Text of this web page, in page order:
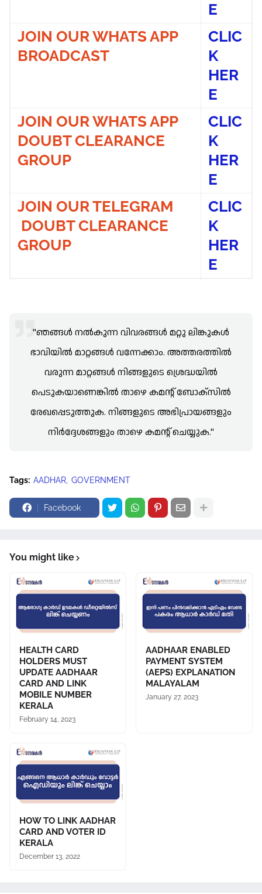
E
JOIN OUR WHATS APP
BROADCAST
CLIC
K
HER
E
JOIN OUR WHATS APP
DOUBT CLEARANCE
GROUP
CLIC
K
HER
E
JOIN OUR TELEGRAM
DOUBT CLEARANCE
GROUP
CLIC
K
HER
E
"ഞങ്ങൾ നൽകുന്ന വിവരങ്ങൾ മറ്റു ലിങ്കുകൾ
ഭാവിയിൽ മാറ്റങ്ങൾ വന്നേക്കാം. അത്തരത്തിൽ
വരുന്ന മാറ്റങ്ങൾ നിങ്ങളുടെ ശ്രെദ്ധയിൽ
പെടുകയാണെങ്കിൽ താഴെ കമന്റ് ബോക്സിൽ
രേഖപ്പെടുത്തുക. നിങ്ങളുടെ അഭിപ്രായങ്ങളും
നിർദ്ദേശങ്ങളും താഴെ കമന്റ് ചെയ്യുക."
Tags: AADHAR GOVERNMENT
Facebook
You might like
HEALTH CARD
HOLDERS MUST
UPDATE AADHAAR
CARD AND LINK
MOBILE NUMBER
KERALA
February 14, 2023
AADHAAR ENABLED
PAYMENT SYSTEM
(AEPS) EXPLANATION
MALAYALAM
January 27, 2023
HOW TO LINK AADHAR
CARD AND VOTER ID
KERALA
December 13, 2022